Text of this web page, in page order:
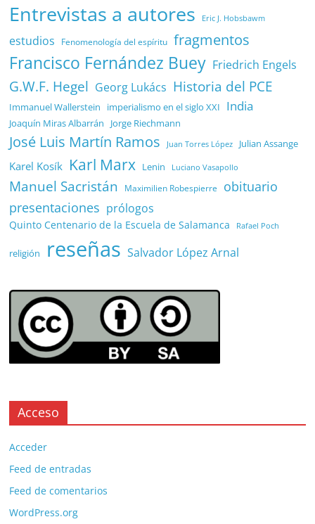
Entrevistas a autores Eric J. Hobsbawm
estudios Fenomenología del espíritu fragmentos
Francisco Fernández Buey Friedrich Engels
G.W.F. Hegel Georg Lukács Historia del PCE
Immanuel Wallerstein imperialismo en el siglo XXI India
Joaquín Miras Albarrán Jorge Riechmann
José Luis Martín Ramos Juan Torres López Julian Assange
Karel Kosík Karl Marx Lenin Luciano Vasapollo
Manuel Sacristán Maximilien Robespierre
obituario
presentaciones prólogos
Quinto Centenario de la Escuela de Salamanca Rafael Poch
religión reseñas Salvador López Arnal
Acceso
Acceder
Feed de entradas
Feed de comentarios
WordPress.org